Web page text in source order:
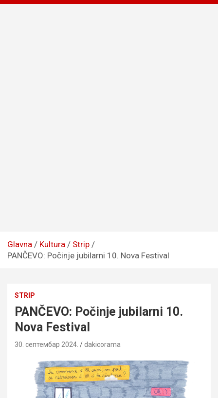
Glavna Kultura
Strip
PANČEVO: Počinje jubilarni 10. Nova Festival
STRIP
PANČEVO: Počinje jubilarni 10.
Nova Festival
30. септембар 2024. dakicorama